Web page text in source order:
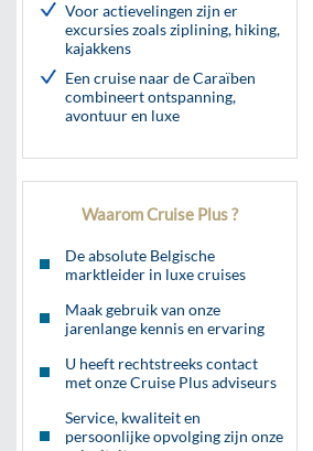
Voor actievelingen zijn er
excursies zoals ziplining, hiking,
kajakkens
Een cruise naar de Caraïben
combineert ontspanning,
avontuur en luxe
Waarom Cruise Plus ?
De absolute Belgische
marktleider in luxe cruises
Maak gebruik van onze
jarenlange kennis en ervaring
U heeft rechtstreeks contact
met onze Cruise Plus adviseurs
Service, kwaliteit en
persoonlijke opvolging zijn onze